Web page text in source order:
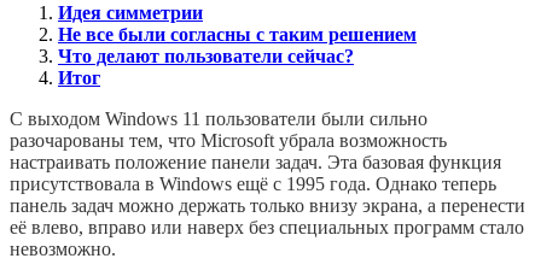
Идея симметрии
Не все были согласны с таким решением
Что делают пользователи сейчас?
Итог
С выходом Windows 11 пользователи были сильно
разочарованы тем, что Microsoft убрала возможность
настраивать положение панели задач. Эта базовая функция
присутствовала в Windows ещё с 1995 года. Однако теперь
панель задач можно держать только внизу экрана, а перенести
её влево, вправо или наверх без специальных программ стало
невозможно.